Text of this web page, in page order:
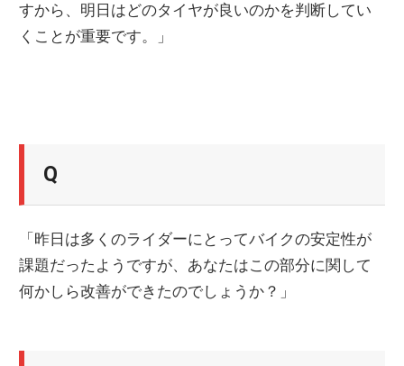
すから、明日はどのタイヤが良いのかを判断してい
くことが重要です。」
Q
「昨日は多くのライダーにとってバイクの安定性が
課題だったようですが、あなたはこの部分に関して
何かしら改善ができたのでしょうか？」